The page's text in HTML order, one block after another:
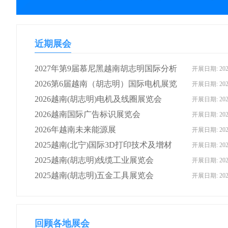
近期展会
2027年第9届慕尼黑越南胡志明国际分析
生化博览会 （Analytica Vietnam）
开展日期:
2026第6届越南（胡志明）国际电机展览
会
开展日期:
2026越南(胡志明)电机及线圈展览会 开展日期:
2026越南国际广告标识展览会 开展日期:
2026年越南未来能源展 开展日期:
2025越南(北宁)国际3D打印技术及增材
制造展览会
开展日期:
2025越南(胡志明)线缆工业展览会 开展日期:
2025越南(胡志明)五金工具展览会 开展日期:
回顾各地展会